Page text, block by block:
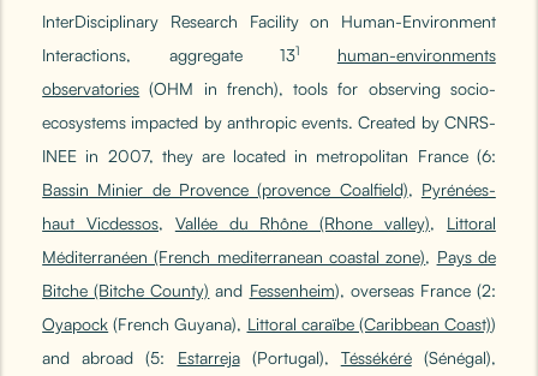
InterDisciplinary Research Facility on Human-Environment
Interactions, aggregate 131 human-environments
observatories (OHM in french), tools for observing socio-
ecosystems impacted by anthropic events. Created by CNRS-
INEE in 2007, they are located in metropolitan France (6:
Bassin Minier de Provence (provence Coalfield), Pyrénées-
haut Vicdessos, Vallée du Rhône (Rhone valley), Littoral
Méditerranéen (French mediterranean coastal zone), Pays de
Bitche (Bitche County) and Fessenheim), overseas France (2:
Oyapock (French Guyana), Littoral caraïbe (Caribbean Coast))
and abroad (5: Estarreja(Portugal), Téssékéré(Sénégal),